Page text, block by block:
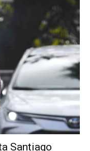
Santiago